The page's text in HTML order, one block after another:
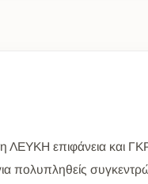
επιφάνεια και
πολυπληθείς